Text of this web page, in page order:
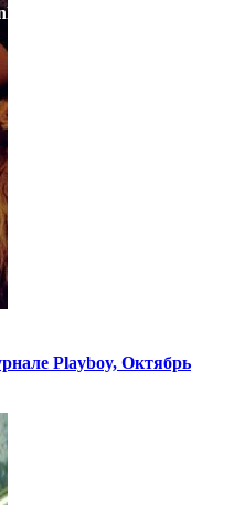
Playboy, Октябрь